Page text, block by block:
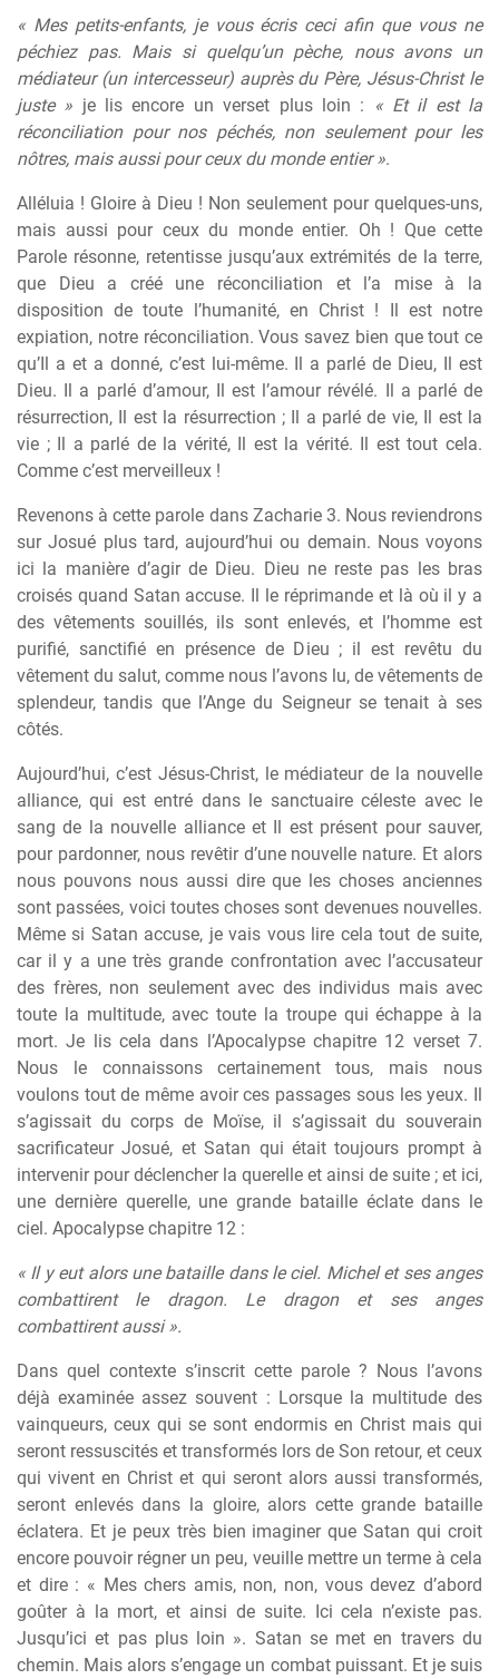
« Mes petits-enfants, je vous écris ceci afin que vous ne
péchiez pas. Mais si quelqu’un pèche, nous avons un
médiateur (un intercesseur) auprès du Père, Jésus-Christ le
juste » je lis encore un verset plus loin :
« Et il est la
réconciliation pour nos péchés, non seulement pour les
nôtres, mais aussi pour ceux du monde entier ».
Alléluia ! Gloire à Dieu ! Non seulement pour quelques-uns,
mais aussi pour ceux du monde entier. Oh ! Que cette
Parole résonne, retentisse jusqu’aux extrémités de la terre,
que Dieu a créé une réconciliation et l’a mise à la
disposition de toute l’humanité, en Christ ! Il est notre
expiation, notre réconciliation. Vous savez bien que tout ce
qu’Il a et a donné, c’est lui-même. Il a parlé de Dieu, Il est
Dieu. Il a parlé d’amour, Il est l’amour révélé. Il a parlé de
résurrection, Il est la résurrection ; Il a parlé de vie, Il est la
vie ; Il a parlé de la vérité, Il est la vérité. Il est tout cela.
Comme c’est merveilleux !
Revenons à cette parole dans Zacharie 3. Nous reviendrons
sur Josué plus tard, aujourd’hui ou demain. Nous voyons
ici la manière d’agir de Dieu. Dieu ne reste pas les bras
croisés quand Satan accuse. Il le réprimande et là où il y a
des vêtements souillés, ils sont enlevés, et l’homme est
purifié, sanctifié en présence de Dieu ; il est revêtu du
vêtement du salut, comme nous l’avons lu, de vêtements de
splendeur, tandis que l’Ange du Seigneur se tenait à ses
côtés.
Aujourd’hui, c’est Jésus-Christ, le médiateur de la nouvelle
alliance, qui est entré dans le sanctuaire céleste avec le
sang de la nouvelle alliance et Il est présent pour sauver,
pour pardonner, nous revêtir d’une nouvelle nature. Et alors
nous pouvons nous aussi dire que les choses anciennes
sont passées, voici toutes choses sont devenues nouvelles.
Même si Satan accuse, je vais vous lire cela tout de suite,
car il y a une très grande confrontation avec l’accusateur
des frères, non seulement avec des individus mais avec
toute la multitude, avec toute la troupe qui échappe à la
mort. Je lis cela dans l’Apocalypse chapitre 12 verset 7.
Nous le connaissons certainement tous, mais nous
voulons tout de même avoir ces passages sous les yeux. Il
s’agissait du corps de Moïse, il s’agissait du souverain
sacrificateur Josué, et Satan qui était toujours prompt à
intervenir pour déclencher la querelle et ainsi de suite ; et ici,
une dernière querelle, une grande bataille éclate dans le
ciel. Apocalypse chapitre 12 :
« Il y eut alors une bataille dans le ciel. Michel et ses anges
combattirent le dragon. Le dragon et ses anges
combattirent aussi ».
Dans quel contexte s’inscrit cette parole ? Nous l’avons
déjà examinée assez souvent : Lorsque la multitude des
vainqueurs, ceux qui se sont endormis en Christ mais qui
seront ressuscités et transformés lors de Son retour, et ceux
qui vivent en Christ et qui seront alors aussi transformés,
seront enlevés dans la gloire, alors cette grande bataille
éclatera. Et je peux très bien imaginer que Satan qui croit
encore pouvoir régner un peu, veuille mettre un terme à cela
et dire : « Mes chers amis, non, non, vous devez d’abord
goûter à la mort, et ainsi de suite. Ici cela n’existe pas.
Jusqu’ici et pas plus loin ». Satan se met en travers du
chemin. Mais alors s’engage un combat puissant. Et je suis